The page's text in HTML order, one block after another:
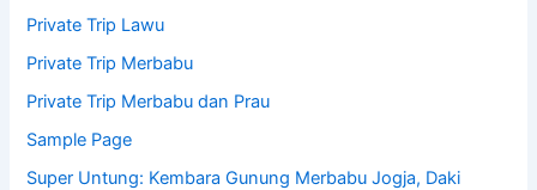
Private Trip Lawu
Private Trip Merbabu
Private Trip Merbabu dan Prau
Sample Page
Super Untung: Kembara Gunung Merbabu Jogja, Daki